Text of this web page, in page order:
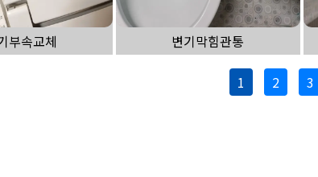
부속교체 변기막힘관통
1 2 3